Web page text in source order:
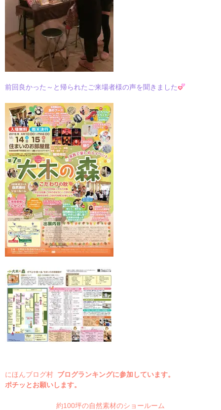
前回良かった～と帰られたご来場者様の声を聞きました
にほんブログ村 ブログランキングに参加しています。
ポチッとお願いします。
約100坪の自然素材のショールーム